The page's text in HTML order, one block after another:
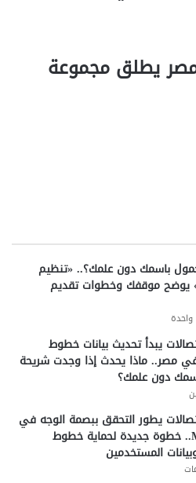
ن
ل
يطلق مجموعة
باسمك دون علمك؟.. «تنظيم
يوضح موقفك وخطوات تقديم
يبدأ تحديث بيانات خطوط
مصر.. ماذا يحدث إذا وجدت شريحة
دون علمك؟
يطور التحقق ببصمة الوجه في
My NTRA.. خطوة جديدة لحماية خطوط
المستخدمين